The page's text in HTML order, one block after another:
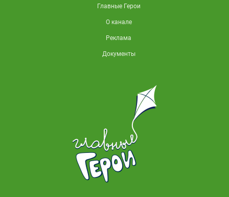
Главные Герои
О канале
Реклама
Документы